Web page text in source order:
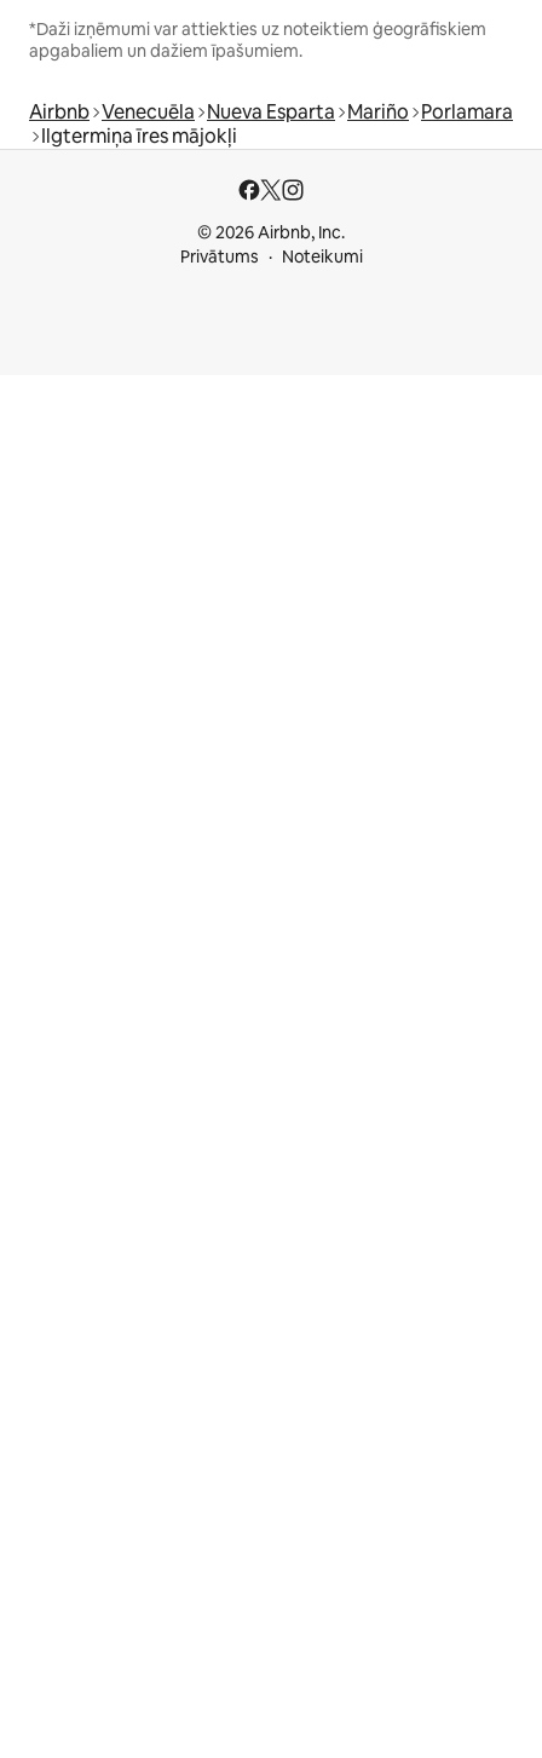
*Daži izņēmumi var attiekties uz noteiktiem ģeogrāfiskiem
apgabaliem un dažiem īpašumiem.
Airbnb Venecuēla Nueva Esparta Mariño Porlamara
Ilgtermiņa īres mājokļi
© 2026 Airbnb, Inc.
Privātums
Noteikumi